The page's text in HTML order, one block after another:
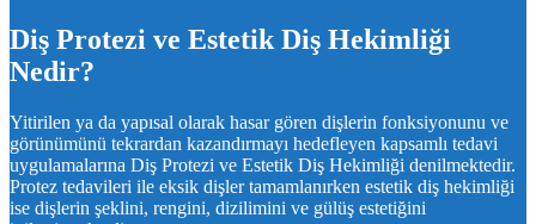
Diş Protezi ve Estetik Diş Hekimliği
Nedir?
Yitirilen ya da yapısal olarak hasar gören dişlerin fonksiyonunu ve
görünümünü tekrardan kazandırmayı hedefleyen kapsamlı tedavi
uygulamalarına Diş Protezi ve Estetik Diş Hekimliği denilmektedir.
Protez tedavileri ile eksik dişler tamamlanırken estetik diş hekimliği
ise dişlerin şeklini, rengini, dizilimini ve gülüş estetiğini